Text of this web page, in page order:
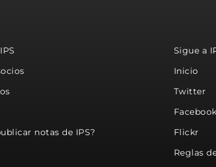
notas de IPS?
Sigue a
Inicio
Twitter
Facebook
Flickr
Reglas